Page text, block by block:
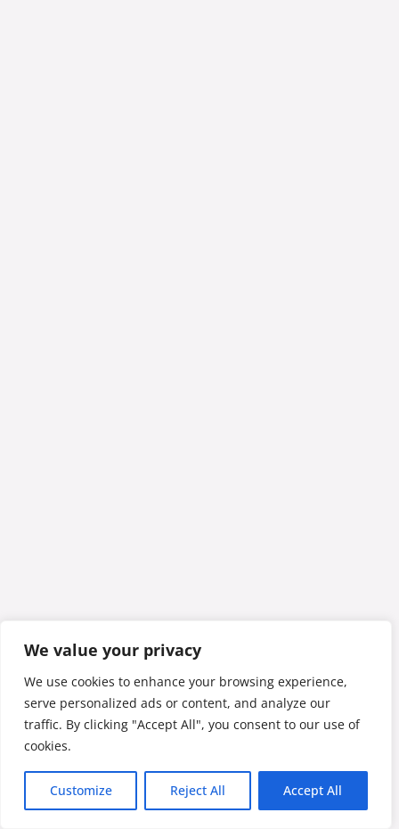
We value your privacy
We use cookies to enhance your browsing experience,
serve personalized ads or content, and analyze our
traffic. By clicking "Accept All", you consent to our use of
cookies.
Customize Reject All Accept All